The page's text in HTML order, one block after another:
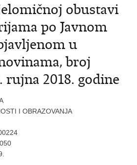
obustavi
po Javnom
u
broj
rujna 2018. godine
I OBRAZOVANJA